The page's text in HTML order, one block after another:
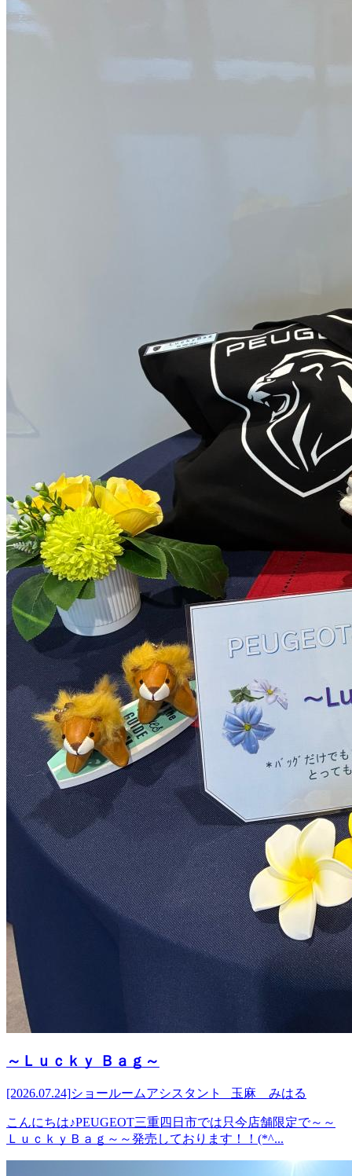
～Ｌｕｃｋｙ Ｂａｇ～
[2026.07.24]ショールームアシスタント 玉麻 みはる
こんにちは♪PEUGEOT三重四日市では只今店舗限定で～～
ＬｕｃｋｙＢａｇ～～発売しております！！(*^...